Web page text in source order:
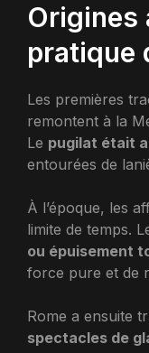
Origines
pratique
Les premières
remontent à la
Le pugilat était
entourées de
À l’époque, les
limite de temps.
ou épuisement
force pure et de
Rome a ensuite
spectacles de